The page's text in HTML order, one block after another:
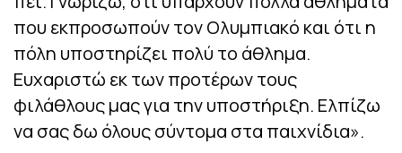
που εκπροσωπούν τον Ολυμπιακό και ότι η
πόλη υποστηρίζει πολύ το άθλημα.
Ευχαριστώ εκ των προτέρων τους
φιλάθλους μας για την υποστήριξη. Ελπίζω
να σας δω όλους σύντομα στα παιχνίδια».